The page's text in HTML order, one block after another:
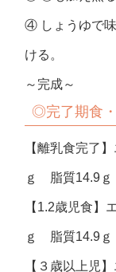
④ しょうゆで
ける。
～完成～
◎完了期食
【離乳食完了
ｇ 脂質14.9ｇ
【1.2歳児食
ｇ 脂質14.9ｇ
【３歳以上児